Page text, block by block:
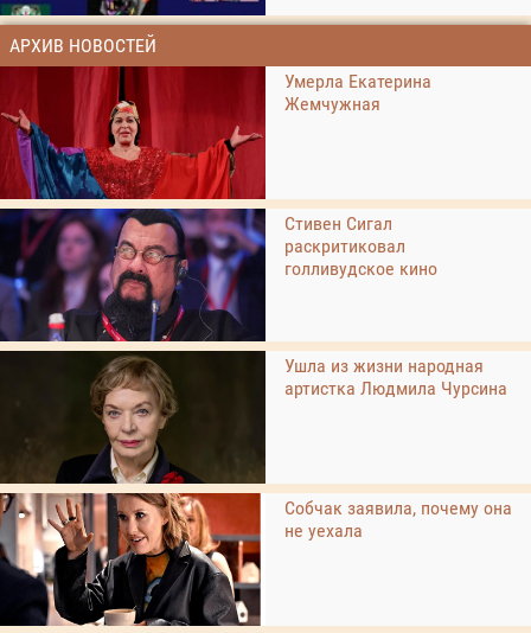
АРХИВ НОВОСТЕЙ
Умерла Екатерина
Жемчужная
Стивен Сигал
раскритиковал
голливудское кино
Ушла из жизни народная
артистка Людмила Чурсина
Собчак заявила, почему она
не уехала